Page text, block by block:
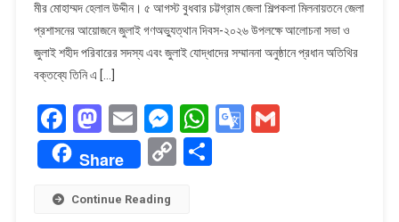
বিচার
দেশেই
হবে
প্রতিমন্ত্রী
মীর
হেলাল
মীর মোহাম্মদ হেলাল উদ্দীন। ৫ আগস্ট বুধবার চট্টগ্রাম জেলা শিল্পকলা মিলনায়তনে জেলা
প্রশাসনের আয়োজনে জুলাই গণঅভ্যুত্থান দিবস-২০২৬ উপলক্ষে আলোচনা সভা ও
জুলাই শহীদ পরিবারের সদস্য এবং জুলাই যোদ্ধাদের সম্মাননা অনুষ্ঠানে প্রধান অতিথির
বক্তব্যে তিনি এ […]
Facebook
Mastodon
EmailMessenger
WhatsApp
Google
Gmail
Share
CopyShare
Continue Reading